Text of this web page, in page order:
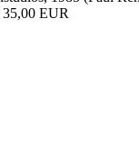
35,00 EUR